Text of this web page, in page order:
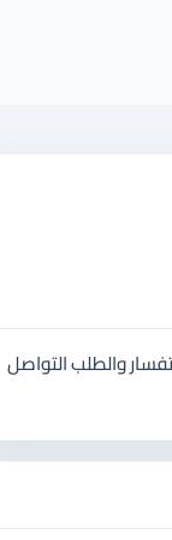
للإستفسار والطلب التواصل